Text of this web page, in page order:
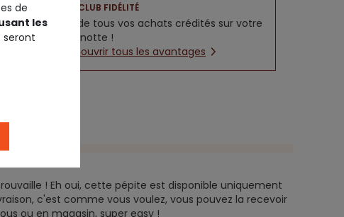
CLUB FIDÉLITÉ
5% de tous vos achats crédités sur votre
cagnotte !
Découvrir tous les avantages
! Eh oui, cette pépite est disponible uniquement
c'est comme vous voulez, vous pouvez la recevoir
ou en magasin, super easy !
de
les
seront